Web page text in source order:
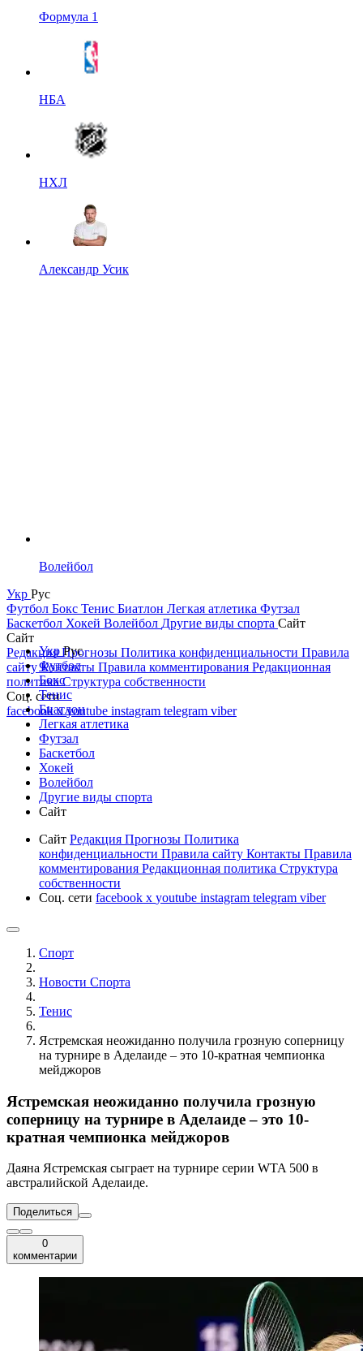
Формула 1
НБА
НХЛ
Александр Усик
Волейбол
Укр Рус
Футбол Бокс Тенис Биатлон Легкая атлетика Футзал
Баскетбол Хокей Волейбол Другие виды спорта Сайт
Сайт
РедакцияПрогнозы Политика конфиденциальности Правила
сайтуКонтакты Правила комментирования Редакционная
политикаСтруктура собственности
Соц. сети
facebookxyoutube instagram telegram viber
УкрРус
Футбол
Бокс
Тенис
Биатлон
Легкая атлетика
Футзал
Баскетбол
Хокей
Волейбол
Другие виды спорта
Сайт
Сайт Редакция Прогнозы Политика
конфиденциальности Правила сайту Контакты Правила
комментирования Редакционная политика Структура
собственности
Соц. сети facebook x youtube instagram telegram viber
Спорт
Новости Cпорта
Тенис
Ястремская неожиданно получила грозную соперницу
на турнире в Аделаиде – это 10-кратная чемпионка
мейджоров
Ястремская неожиданно получила грозную
соперницу на турнире в Аделаиде – это 10-
кратная чемпионка мейджоров
Даяна Ястремская сыграет на турнире серии WTA 500 в
австралийской Аделаиде.
Поделиться
0
комментарии